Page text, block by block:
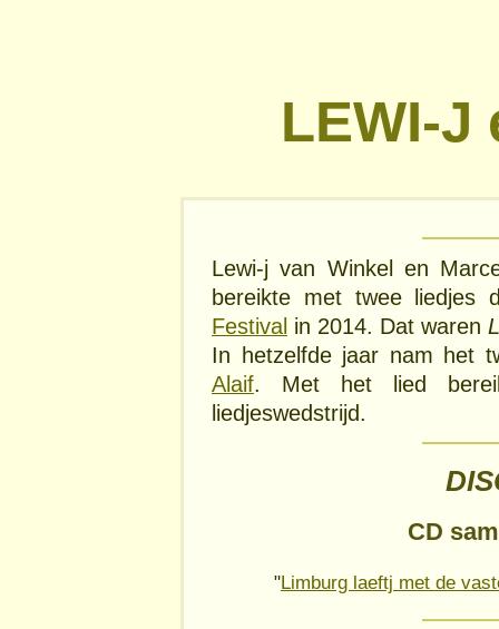
LEWI-J
Lewi-j van Winkel en
bereikte met twee
Festival in 2014. Dat waren
In hetzelfde jaar nam het
Alaif. Met het lied
liedjeswedstrijd.
CD
"Limburg laeftj met de